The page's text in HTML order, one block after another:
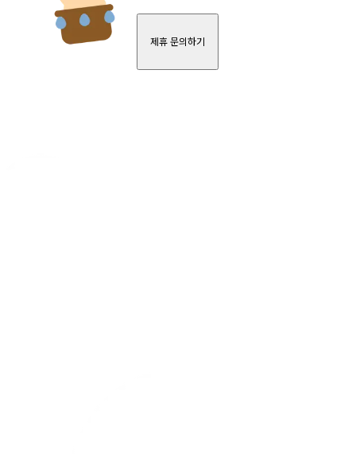
제휴 문의하기